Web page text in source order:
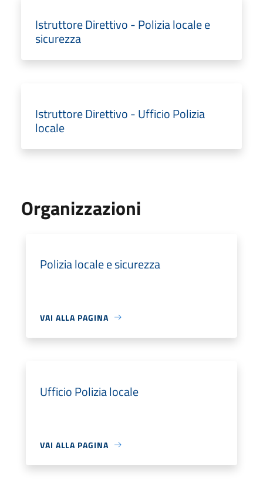
Istruttore Direttivo - Polizia locale e
sicurezza
Istruttore Direttivo - Ufficio Polizia
locale
Organizzazioni
Polizia locale e sicurezza
VAI ALLA PAGINA
Ufficio Polizia locale
VAI ALLA PAGINA